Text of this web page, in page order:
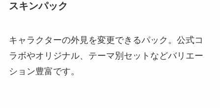
スキンパック
キャラクターの外見を変更できるパック。公式コ
ラボやオリジナル、テーマ別セットなどバリエー
ション豊富です。